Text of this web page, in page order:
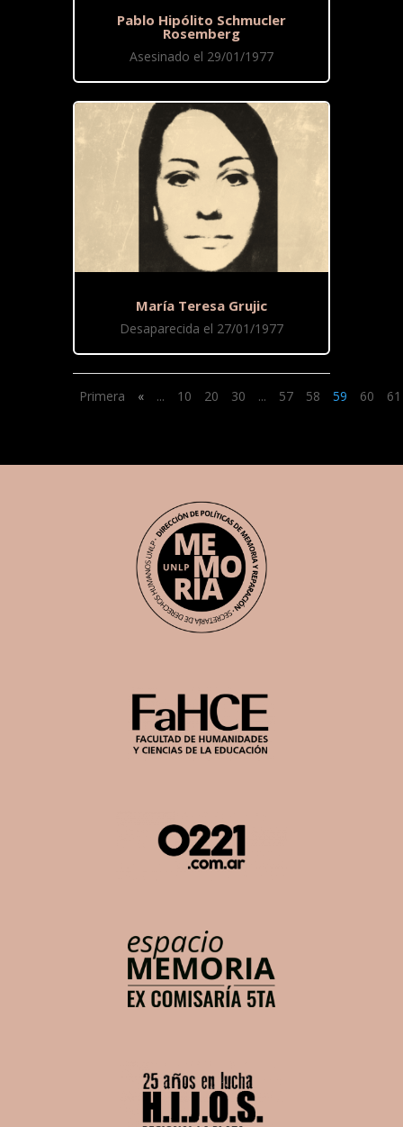
Pablo Hipólito Schmucler
Rosemberg
Asesinado el 29/01/1977
María Teresa Grujic
Desaparecida el 27/01/1977
Primera « ... 10 20 30 ... 57 58 59 60 61